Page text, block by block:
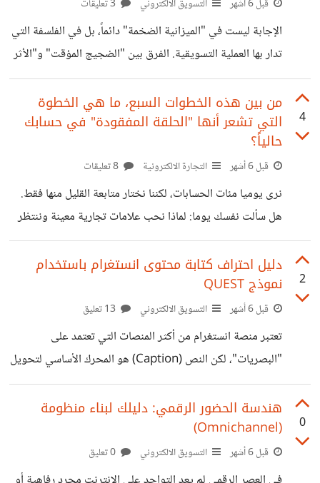
هويتك للأبد؟ ⚠️ الفخ الخفي خلف "الترند" شركات التقنية لا
تقدم هذه الأدوات مجاناً للرفاهية، بل لتحقيق أهداف
استراتيجية: - التدريب الخوارزمي:
قبل 6 أشهر التسويق الالكتروني
الإجابة ليست في "الميزانية الضخمة" دائماً، بل في الفلسفة التي
تدار بها العملية التسويقية. الفرق بين "الضجيج المؤقت" و"الأثر
الباقي" يتلخص في 6 تحولات استراتيجية، فبأي منها تبدأ أنت؟
1. الإمبراطوريات تبدأ بـ "التركيز الشديد" بينما يحاول "عابرو
السبيل" بيع كل شيء لكل الناس، تبدأ العلامات العظيمة صغيرة
ومحددة. يركزون على جمهور واحد، يحلون مشكلة واحدة،
ويملكون رسالة واحدة واضحة. بمجرد إتقان هذا "المربع الأول"،
يبدأ التوسع الحقيقي. 2. الفعل أهم من مجرد لفت الانتباه
الوصول لآلاف المشاهدات سهل، لكن
4
من بين هذه الخطوات السبع، ما هي الخطوة
التي تشعر أنها "الحلقة المفقودة" في حسابك
حالياً؟
قبل 6 أشهر التجارة الالكترونية
نرى يوميا مئات الحسابات، لكننا نختار متابعة القليل منها فقط.
هل سألت نفسك يوما: لماذا نحب علامات تجارية معينة وننتظر
منشوراتها بشغف؟ السر يكمن في التحول من "مجرد بائع" إلى
"صانع قيمة". إليك 7 خطوات بسيطة لبناء براند يعلق في القلوب
قبل العقول: 1-هل تعرف "لماذا" أنت هنا؟ قبل اختيار الألوان
والخطوط، اسأل نفسك: ما هو الهدف الأسمى لعلامتك؟ هل هي
لحل مشكلة؟ أم للإلهام؟ أم للترفيه؟ سؤال لك: لو كان لبراندك
"شخصية إنسان"، كيف ستصفه بكلمة واحدة؟ (مرح، جاد،
2
دليل احتراف كتابة محتوى انستغرام باستخدام
نموذج QUEST
قبل 6 أشهر التسويق الالكتروني
تعتبر منصة انستغرام من أكثر المنصات التي تعتمد على
"البصريات"، لكن النص (Caption) هو المحرك الأساسي لتحويل
المشاهد من "مجرد معجب" إلى "مشترٍ حقيقي". نموذج
QUEST هو السلاح السري لكتابة محتوى بيعي ناعم وقوي في
تأخذ القارئ في رحلة من الغربة عن منتجك إلى الاقتناع التام به.
إليك تفصيل كل مرحلة مع أمثلة عملية: 1. التأهيل (Qualify)
0
هندسة الحضور الرقمي: دليلك لبناء منظومة
(Omnichannel)
قبل 6 أشهر التسويق الالكتروني